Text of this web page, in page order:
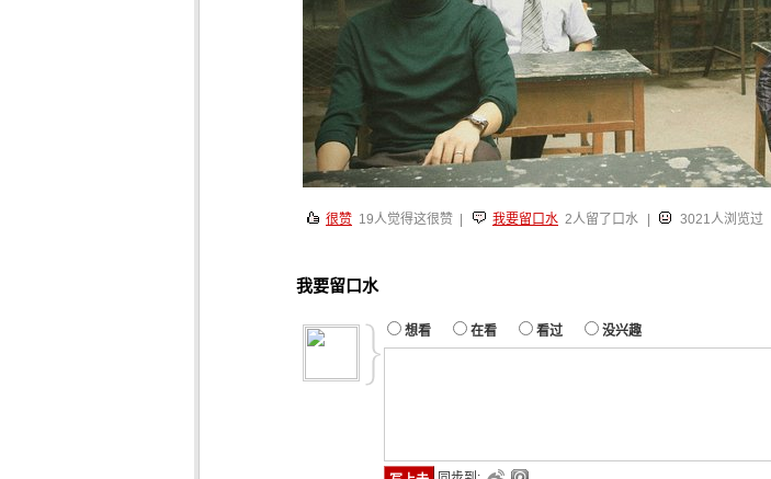
很赞 19人觉得这很赞 | 我要留口水 2人留了口水 3021人浏览过
我要留口水
想看 在看 看过 没兴趣